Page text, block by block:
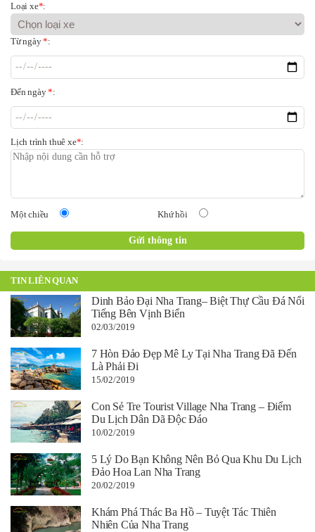
Loại xe*:
Từ ngày*:
Đến ngày*:
Lịch trình thuê xe*:
Một chiều Khứ hồi
TIN LIÊN QUAN
Dinh Bảo Đại Nha Trang– Biệt Thự Cầu Đá Nổi
Tiếng Bên Vịnh Biển
02/03/2019
7 Hòn Đảo Đẹp Mê Ly Tại Nha Trang Đã Đến
Là Phải Đi
15/02/2019
Con Sẻ Tre Tourist Village Nha Trang – Điểm
Du Lịch Dân Dã Độc Đáo
10/02/2019
5 Lý Do Bạn Không Nên Bỏ Qua Khu Du Lịch
Đảo Hoa Lan Nha Trang
20/02/2019
Khám Phá Thác Ba Hồ – Tuyệt Tác Thiên
Nhiên Của Nha Trang